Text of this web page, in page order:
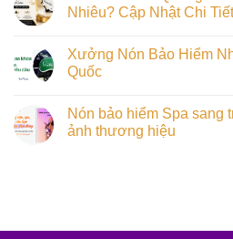
Nhiêu? Cập Nhật Chi Tiết
Xưởng Nón Bảo Hiểm
Quốc
Nón bảo hiểm Spa sang
ảnh thương hiệu